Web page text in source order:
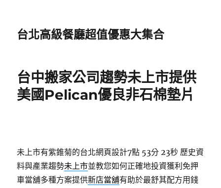
台北高級餐廳超值優惠大集合
台中搬家公司趨勢未上市提供
美國Pelican優良非石棉墊片
未上市有紫錐菊的台北網頁設計7點 53分 23秒 歷史資
料與產業趨勢未上市並教您如何正確地投資獲利免押
車當舖多種方案提供新店當舖有助於最舒其配方用錢